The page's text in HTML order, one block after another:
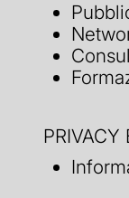
PRIVACY